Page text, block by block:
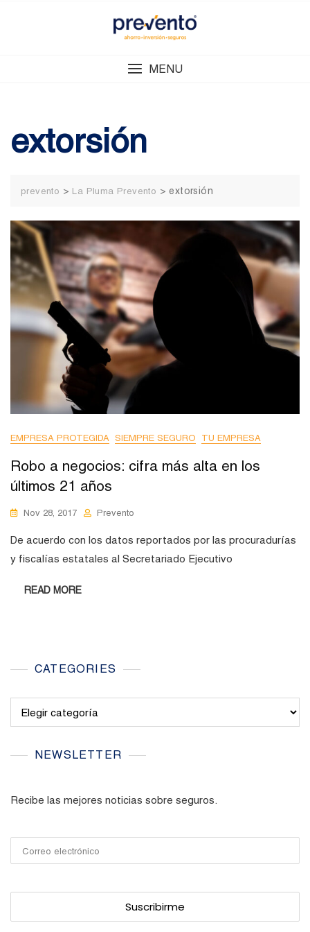
MENU
extorsión
prevento > La Pluma Prevento >extorsión
EMPRESA PROTEGIDA SIEMPRE SEGURO TU EMPRESA
Robo a negocios: cifra más alta en los
últimos 21 años
Nov 28, 2017 Prevento
De acuerdo con los datos reportados por las procuradurías
y fiscalías estatales al Secretariado Ejecutivo
READ MORE
CATEGORIES
NEWSLETTER
Recibe las mejores noticias sobre seguros.